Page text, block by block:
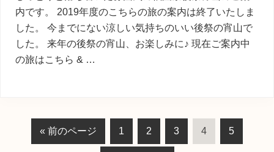
内です。 2019年度のこちらの旅の案内は終了いたしま
した。 今までにない涼しい気持ちのいい後祭の宵山で
した。 来年の後祭の宵山、お楽しみに♪ 現在ご案内中
の旅はこちら & …
« 移
動
前のページ
ペ
ー
1
ペ
ー
2
ペ
ー
3
ペ
ー
4
ペ
ー
5